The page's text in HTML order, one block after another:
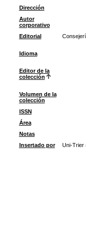
Dirección
Autor
corporativo
Editorial
Idioma
Editor de la
colección
Volumen de la
colección
ISSN
Área
Notas
Insertado por
Uni-Trier